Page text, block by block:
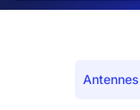
Antennes